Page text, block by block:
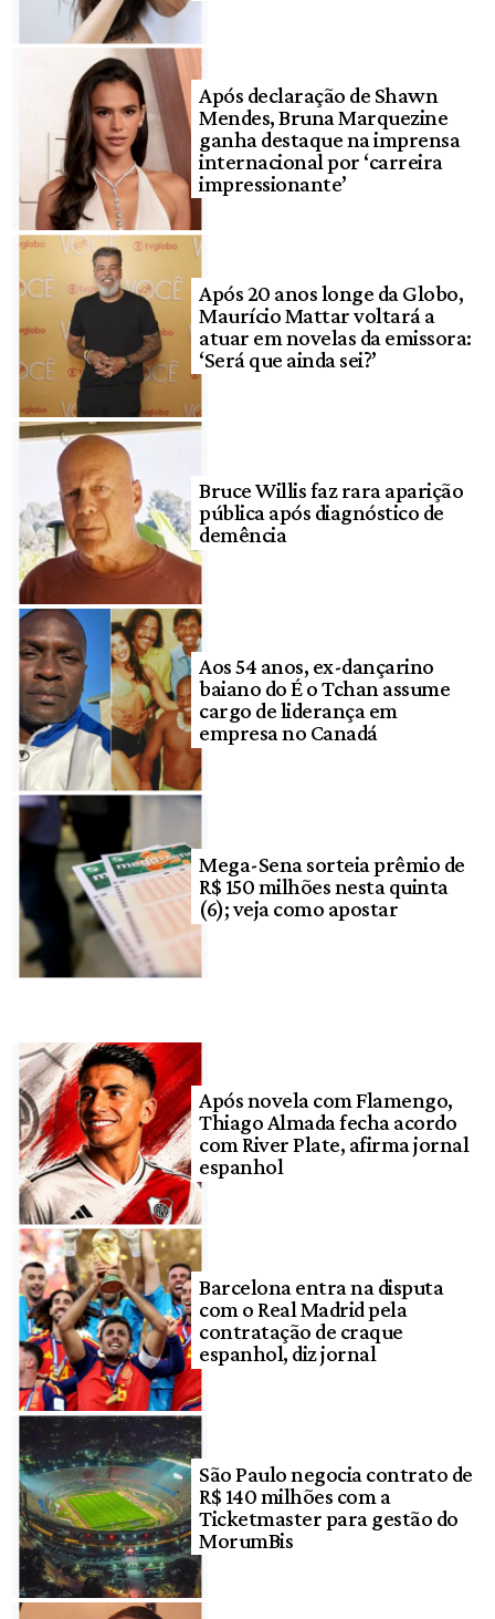
Após declaração de Shawn
Mendes, Bruna Marquezine
ganha destaque na imprensa
internacional por ‘carreira
impressionante’
Após 20 anos longe da Globo,
Maurício Mattar voltará a
atuar em novelas da emissora:
‘Será que ainda sei?’
Bruce Willis faz rara aparição
pública após diagnóstico de
demência
Aos 54 anos, ex-dançarino
baiano do É o Tchan assume
cargo de liderança em
empresa no Canadá
Mega-Sena sorteia prêmio de
R$ 150 milhões nesta quinta
(6); veja como apostar
Após novela com Flamengo,
Thiago Almada fecha acordo
com River Plate, afirma jornal
espanhol
Barcelona entra na disputa
com o Real Madrid pela
contratação de craque
espanhol, diz jornal
São Paulo negocia contrato de
R$ 140 milhões com a
Ticketmaster para gestão do
MorumBis